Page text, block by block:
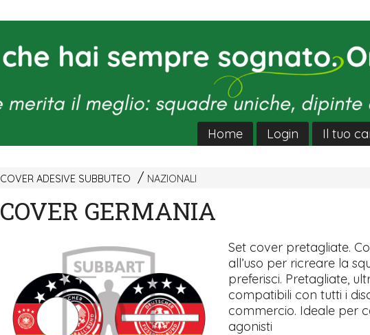
Home Login Il tuo
COVER ADESIVE SUBBUTEO NAZIONALI
COVER GERMANIA
Set cover pretagliate.
all’uso per ricreare la
preferisci. Pretagliate,
compatibili con tutti i
commercio. Ideale per
agonisti